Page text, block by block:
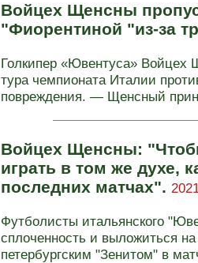
Войцех Щенсны
"Фиорентиной "из-за
Голкипер «Ювентуса» Войцех
тура чемпионата Италии
повреждения. — Щенсный
Войцех Щенсны:
играть в том же духе,
последних матчах".
Футболисты итальянского
сплоченность и выложиться
петербургским "Зенитом" в